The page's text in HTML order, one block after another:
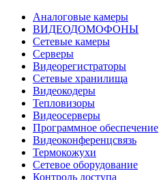
Аналоговые камеры
ВИДЕОДОМОФОНЫ
Сетевые камеры
Серверы
Видеорегистраторы
Сетевые хранилища
Видеокодеры
Тепловизоры
Видеосерверы
Программное обеспечение
Видеоконференцсвязь
Термокожухи
Сетевое оборудование
Контроль доступа